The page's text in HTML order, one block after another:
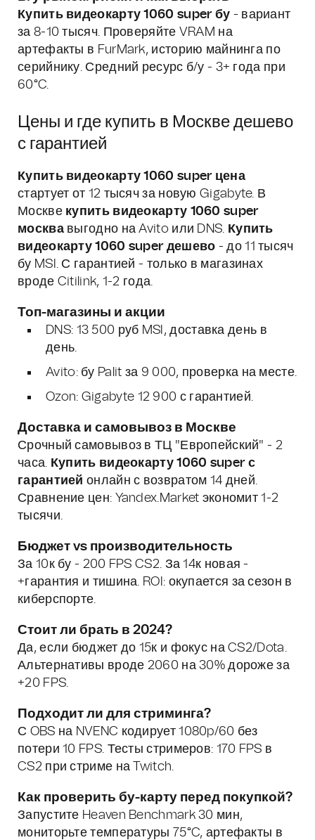
Купить видеокарту 1060 super бу - вариант
за 8-10 тысяч. Проверяйте VRAM на
артефакты в FurMark, историю майнинга по
серийнику. Средний ресурс б/у - 3+ года при
60°C.
Цены и где купить в Москве дешево
с гарантией
Купить видеокарту 1060 super цена
стартует от 12 тысяч за новую Gigabyte. В
Москве купить видеокарту 1060 super
москвавыгодно на Avito или DNS. Купить
видеокарту 1060 super дешево - до 11 тысяч
бу MSI. С гарантией - только в магазинах
вроде Citilink, 1-2 года.
Топ-магазины и акции
DNS: 13 500 руб MSI, доставка день в
день.
Avito: бу Palit за 9 000, проверка на месте.
Ozon: Gigabyte 12 900 с гарантией.
Доставка и самовывоз в Москве
Срочный самовывоз в ТЦ "Европейский" - 2
часа. Купить видеокарту 1060 super с
гарантией онлайн с возвратом 14 дней.
Сравнение цен: Yandex.Market экономит 1-2
тысячи.
Бюджет vs производительность
За 10к бу - 200 FPS CS2. За 14к новая -
+гарантия и тишина. ROI: окупается за сезон в
киберспорте.
Стоит ли брать в 2024?
Да, если бюджет до 15к и фокус на CS2/Dota.
Альтернативы вроде 2060 на 30% дороже за
+20 FPS.
Подходит ли для стриминга?
С OBS на NVENC кодирует 1080p/60 без
потери 10 FPS. Тесты стримеров: 170 FPS в
CS2 при стриме на Twitch.
Как проверить бу-карту перед покупкой?
Запустите Heaven Benchmark 30 мин,
мониторьте температуры 75°C, артефакты в